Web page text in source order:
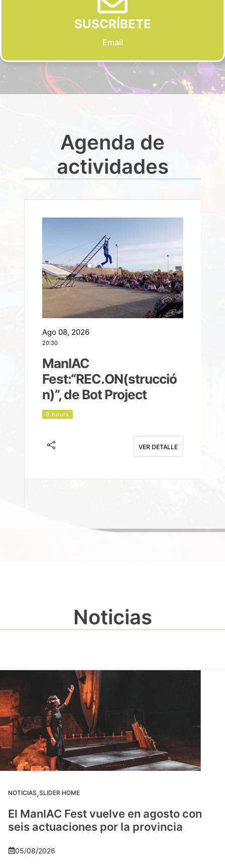
SUSCRÍBETE
Email
Agenda de
actividades
Ago 08, 2026
20:30
ManIAC
Fest:“REC.ON(strucció
n)”, de Bot Project
9 hours
VER DETALLE
Noticias
NOTICIAS,SLIDER HOME
El ManIAC Fest vuelve en agosto con
seis actuaciones por la provincia
05/08/2026